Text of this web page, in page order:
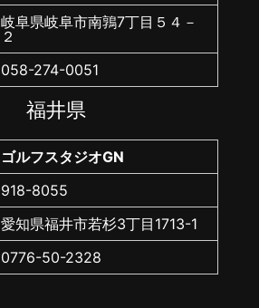
岐阜県岐阜市南鶉7丁目５４－
２
058-274-0051
福井県
ゴルフスタジオGN
918-8055
愛知県福井市若杉3丁目1713-1
0776-50-2328